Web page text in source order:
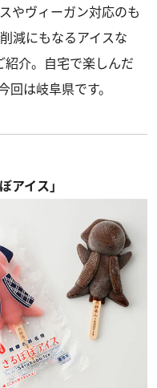
やヴィーガン対応のも
減にもなるアイスな
紹介。自宅で楽しんだ
回は岐阜県です。
アイス」